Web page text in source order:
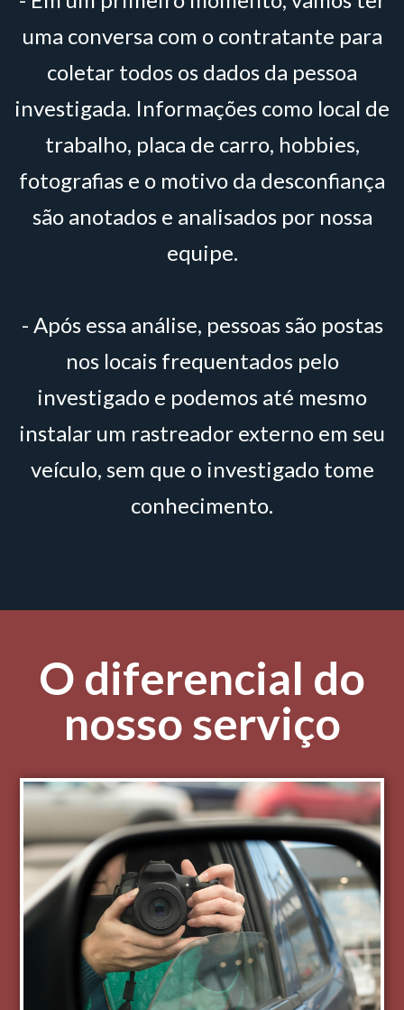
uma conversa com o contratante para
coletar todos os dados da pessoa
investigada. Informações como local de
trabalho, placa de carro, hobbies,
fotografias e o motivo da desconfiança
são anotados e analisados por nossa
equipe.
- Após essa análise, pessoas são postas
nos locais frequentados pelo
investigado e podemos até mesmo
instalar um rastreador externo em seu
veículo, sem que o investigado tome
conhecimento.
O diferencial do
nosso serviço